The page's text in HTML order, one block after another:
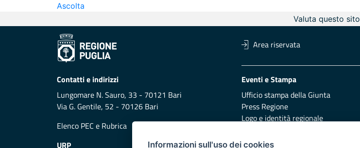
Ascolta
Valuta questo sito
Area riservata
Contatti e indirizzi
Lungomare N. Sauro, 33 - 70121 Bari
Via G. Gentile, 52 - 70126 Bari
Elenco PEC e Rubrica
Eventi e Stampa
Ufficio stampa della Giunta
Press Regione
Logo e identità regionale
URP Redazione
Informazioni sull'uso dei cookies